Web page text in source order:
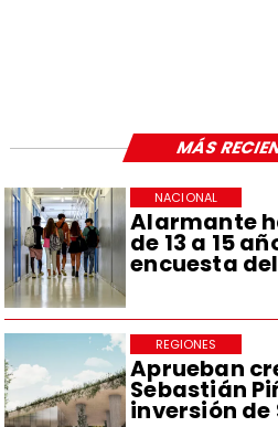
Alarmante
de 13 a 15
encuesta
NACIONAL
Aprueban
Sebastián
inversión
REGIONES
MÁS